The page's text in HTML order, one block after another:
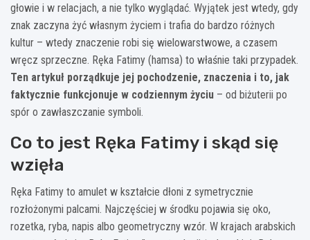
głowie i w relacjach, a nie tylko wyglądać. Wyjątek jest wtedy, gdy
znak zaczyna żyć własnym życiem i trafia do bardzo różnych
kultur – wtedy znaczenie robi się wielowarstwowe, a czasem
wręcz sprzeczne. Ręka Fatimy (hamsa) to właśnie taki przypadek.
Ten artykuł porządkuje jej pochodzenie, znaczenia i to, jak
faktycznie funkcjonuje w codziennym życiu – od biżuterii po
spór o zawłaszczanie symboli.
Co to jest Ręka Fatimy i skąd się
wzięła
Ręka Fatimy to amulet w kształcie dłoni z symetrycznie
rozłożonymi palcami. Najczęściej w środku pojawia się oko,
rozetka, ryba, napis albo geometryczny wzór. W krajach arabskich